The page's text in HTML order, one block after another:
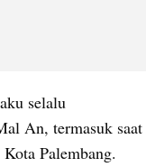
selalu
An, termasuk saat
Palembang.